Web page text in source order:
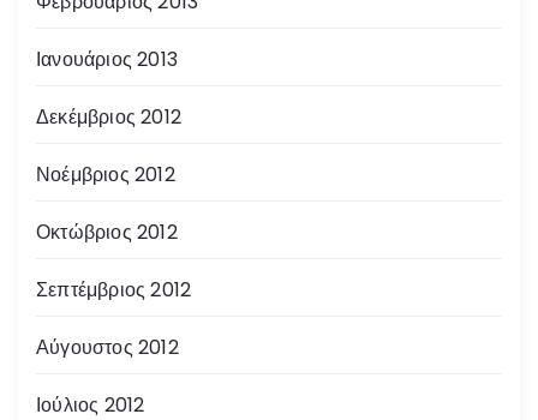
Ιανουάριος 2013
Δεκέμβριος 2012
Νοέμβριος 2012
Οκτώβριος 2012
Σεπτέμβριος 2012
Αύγουστος 2012
Ιούλιος 2012